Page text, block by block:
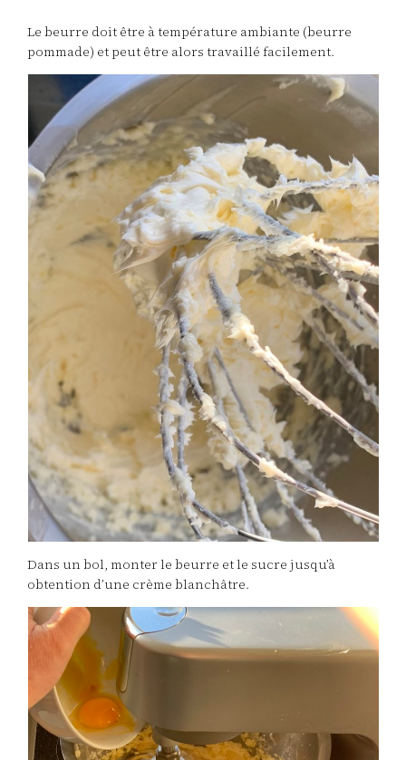
Le beurre doit être à température ambiante (beurre
pommade) et peut être alors travaillé facilement.
Dans un bol, monter le beurre et le sucre jusqu’à
obtention d’une crème blanchâtre.